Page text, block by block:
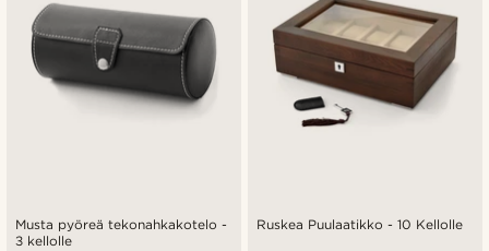
Musta pyöreä tekonahkakotelo -
3 kellolle
Ruskea Puulaatikko - 10 Kellolle